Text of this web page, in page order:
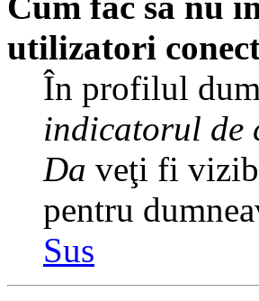
utilizatori
În profilul
indicatorul de
Da veţi fi
pentru
Sus